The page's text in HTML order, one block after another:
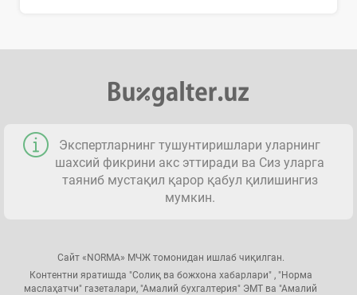
Экспертларнинг тушунтиришлари уларнинг
шахсий фикрини акс эттиради ва Сиз уларга
таяниб мустақил қарор қабул қилишингиз
мумкин.
Сайт «NORMA» МЧЖ томонидан ишлаб чиқилган.
Контентни яратишда "Солиқ ва божхона хабарлари" , "Норма
маслаҳатчи" газеталари, "Амалий бухгалтерия" ЭМТ ва "Амалий